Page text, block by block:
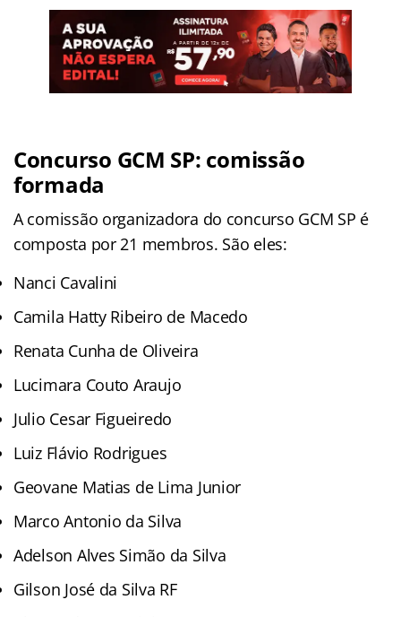
Concurso GCM SP: comissão
formada
A comissão organizadora do concurso GCM SP é
composta por 21 membros. São eles:
Nanci Cavalini
Camila Hatty Ribeiro de Macedo
Renata Cunha de Oliveira
Lucimara Couto Araujo
Julio Cesar Figueiredo
Luiz Flávio Rodrigues
Geovane Matias de Lima Junior
Marco Antonio da Silva
Adelson Alves Simão da Silva
Gilson José da Silva RF